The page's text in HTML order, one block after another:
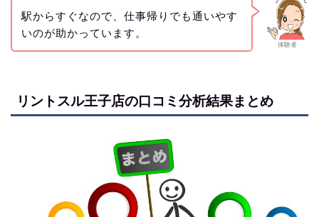
体験者
駅からすぐなので、仕事帰りでも通いやす
いのが助かっています。
リントスル王子店の口コミ分析結果まとめ